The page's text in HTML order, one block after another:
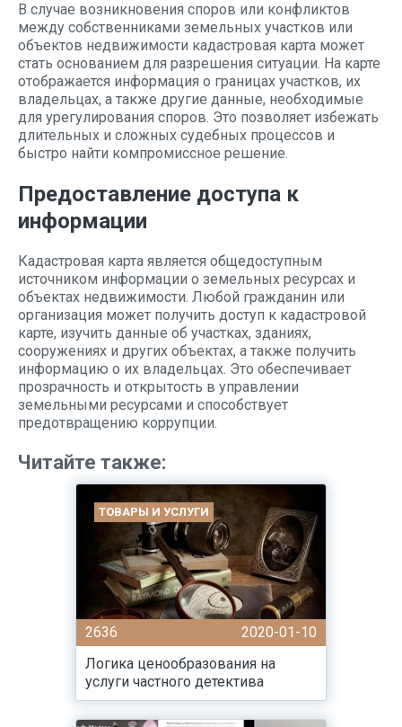
В случае возникновения споров или конфликтов
между собственниками земельных участков или
объектов недвижимости кадастровая карта может
стать основанием для разрешения ситуации. На карте
отображается информация о границах участков, их
владельцах, а также другие данные, необходимые
для урегулирования споров. Это позволяет избежать
длительных и сложных судебных процессов и
быстро найти компромиссное решение.
Предоставление доступа к
информации
Кадастровая карта является общедоступным
источником информации о земельных ресурсах и
объектах недвижимости. Любой гражданин или
организация может получить доступ к кадастровой
карте, изучить данные об участках, зданиях,
сооружениях и других объектах, а также получить
информацию о их владельцах. Это обеспечивает
прозрачность и открытость в управлении
земельными ресурсами и способствует
предотвращению коррупции.
Читайте также:
ТОВАРЫ И УСЛУГИ
2636
2020-01-10
Логика ценообразования на
услуги частного детектива